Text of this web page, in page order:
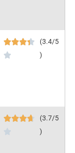
(3.4/5
)
(3.7/5
)